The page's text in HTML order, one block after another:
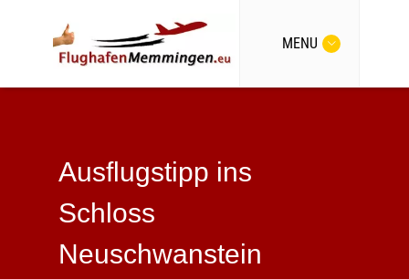
MENU
Ausflugstipp ins
Schloss
Neuschwanstein